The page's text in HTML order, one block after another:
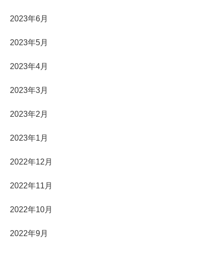
2023年6月
2023年5月
2023年4月
2023年3月
2023年2月
2023年1月
2022年12月
2022年11月
2022年10月
2022年9月